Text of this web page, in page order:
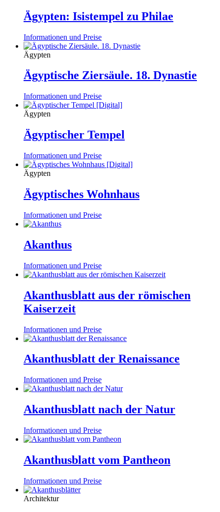
Ägypten: Isistempel zu Philae
Informationen und Preise
Ägypten
Ägyptische Ziersäule. 18. Dynastie
Informationen und Preise
Ägypten
Ägyptischer Tempel
Informationen und Preise
Ägypten
Ägyptisches Wohnhaus
Informationen und Preise
Akanthus
Informationen und Preise
Akanthusblatt aus der römischen
Kaiserzeit
Informationen und Preise
Akanthusblatt der Renaissance
Informationen und Preise
Akanthusblatt nach der Natur
Informationen und Preise
Akanthusblatt vom Pantheon
Informationen und Preise
Architektur